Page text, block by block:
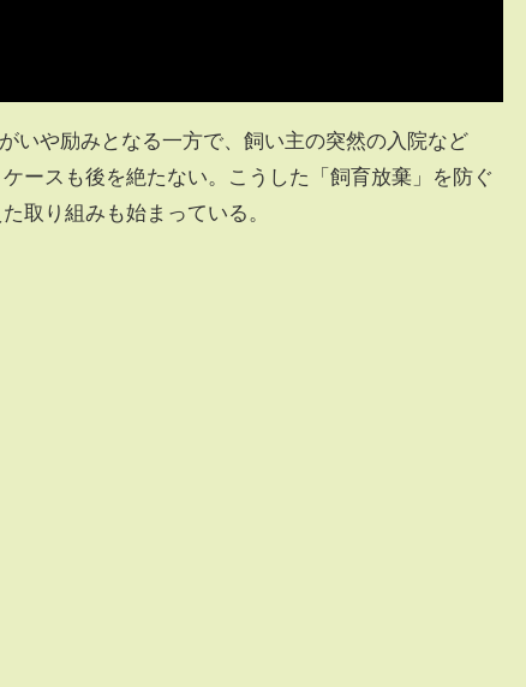
いや励みとなる一方で、飼い主の突然の入院など
ースも後を絶たない。こうした「飼育放棄」を防ぐ
取り組みも始まっている。